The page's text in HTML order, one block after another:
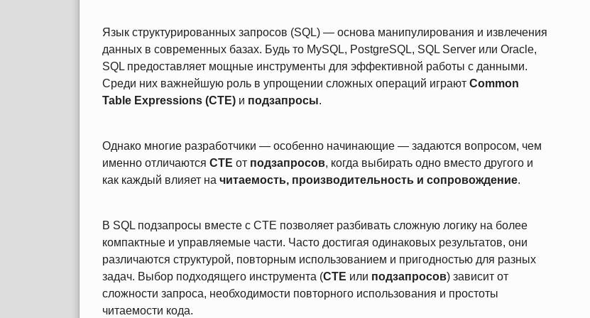
Язык структурированных запросов (SQL) — основа манипулирования и извлечения
данных в современных базах. Будь то MySQL, PostgreSQL, SQL Server или Oracle,
SQL предоставляет мощные инструменты для эффективной работы с данными.
Среди них важнейшую роль в упрощении сложных операций играют Common
Table Expressions (CTE) и подзапросы.
Однако многие разработчики — особенно начинающие — задаются вопросом, чем
именно отличаются CTE от подзапросов, когда выбирать одно вместо другого и
как каждый влияет на читаемость, производительность и сопровождение.
В SQL подзапросы вместе с CTE позволяет разбивать сложную логику на более
компактные и управляемые части. Часто достигая одинаковых результатов, они
различаются структурой, повторным использованием и пригодностью для разных
задач. Выбор подходящего инструмента (CTE или подзапросов) зависит от
сложности запроса, необходимости повторного использования и простоты
читаемости кода.